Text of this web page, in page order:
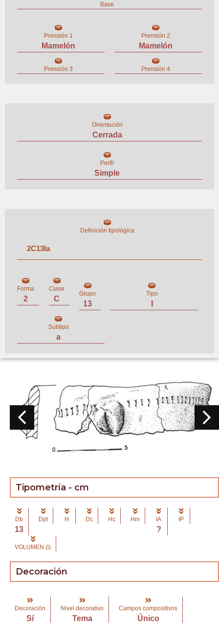
Base
Prensión 1
Mamelón
Prensión 2
Mamelón
Prensión 3 Prensión 4
Orientación
Cerrada
Perfil
Simple
Definición tipológica
2C13Ia
Forma
2
Clase
C
Grupo
13
Tipo
Subtipo
a
Tipometría - cm
Db
13
Dpt H Dc Hc Hm IA
?
IP
VOLUMEN (l)
Decoración
Decoración
Sí
Nivel decorativo
Tema
Campos compositivos
Único